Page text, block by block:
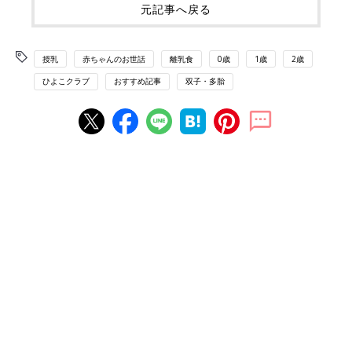
元記事へ戻る
授乳 赤ちゃんのお世話 離乳食 0歳 1歳 2歳
ひよこクラブ おすすめ記事 双子・多胎